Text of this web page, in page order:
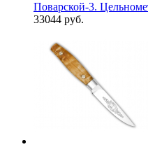
Поварской-3.
33044 руб.